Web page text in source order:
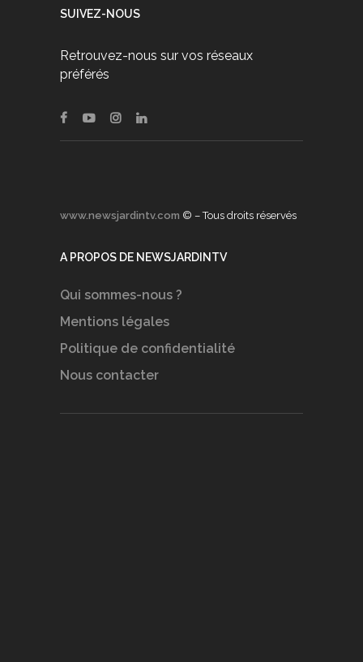
SUIVEZ-NOUS
Retrouvez-nous sur vos réseaux
préférés
www.newsjardintv.com © – Tous droits réservés
A PROPOS DE NEWSJARDINTV
Qui sommes-nous ?
Mentions légales
Politique de confidentialité
Nous contacter